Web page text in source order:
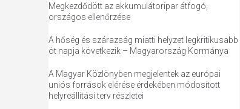
Megkezdődött az akkumulátoripar átfogó,
országos ellenőrzése
A hőség és szárazság miatti helyzet legkritikusabb
öt napja következik – Magyarország Kormánya
A Magyar Közlönyben megjelentek az európai
uniós források elérése érdekében módosított
helyreállítási terv részletei